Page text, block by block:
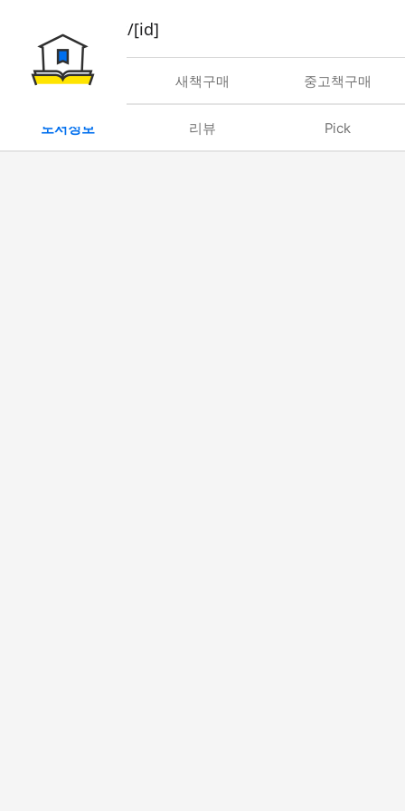
book/rent/[id]
대여 새책구매 중고책구매
도서정보 리뷰 Pick